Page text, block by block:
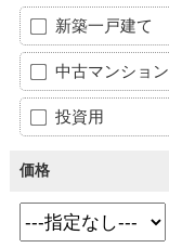
新築一戸建て
中古マンション
投資用
価格